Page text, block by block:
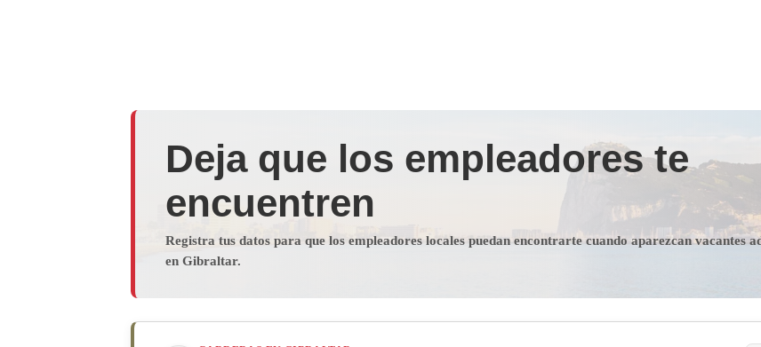
Deja que los empleadores te
encuentren
Registra tus datos para que los empleadores locales puedan encontrarte cuando aparezcan vacantes
en Gibraltar.